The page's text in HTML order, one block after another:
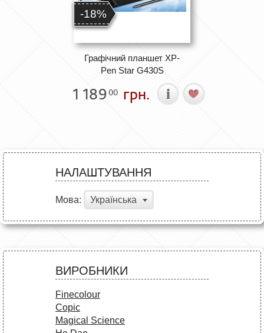
-18%
Графічний планшет XP-
Pen Star G430S
1 189 00 грн.
НАЛАШТУВАННЯ
Мова: Українська
ВИРОБНИКИ
Finecolour
Copic
Magical Science